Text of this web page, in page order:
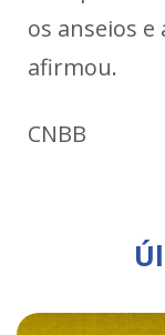
os anseios e
afirmou.
CNBB